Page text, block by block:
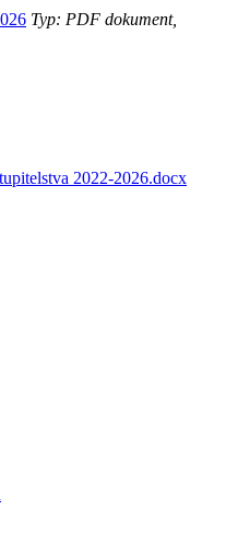
Typ: PDF dokument,
2022-2026.docx